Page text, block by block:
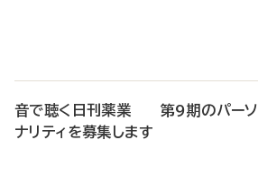
音で聴く日刊薬業 第9期のパーソ
ナリティを募集します